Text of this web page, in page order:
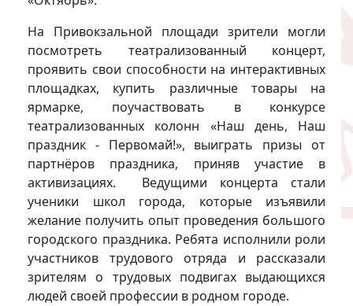
На Привокзальной площади зрители могли
посмотреть театрализованный концерт,
проявить свои способности на интерактивных
площадках, купить различные товары на
ярмарке, поучаствовать в конкурсе
театрализованных колонн «Наш день, Наш
праздник - Первомай!», выиграть призы от
партнёров праздника, приняв участие в
активизациях. Ведущими концерта стали
ученики школ города, которые изъявили
желание получить опыт проведения большого
городского праздника. Ребята исполнили роли
участников трудового отряда и рассказали
зрителям о трудовых подвигах выдающихся
людей своей профессии в родном городе.